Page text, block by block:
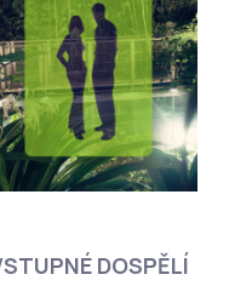
DOSPĚLÍ